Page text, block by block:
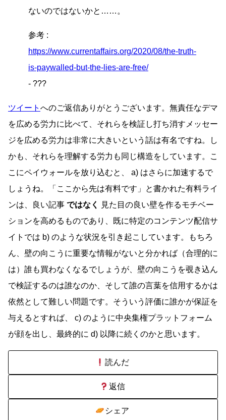
ないのではないかと……。
参考 :
https://www.currentaffairs.org/2020/08/the-truth-
is-paywalled-but-the-lies-are-free/
- ???
ツイート へのご返信ありがとうございます。無責任なデマ
を広める労力に比べて、それらを検証し打ち消すメッセー
ジを広める労力は非常に大きいという話は有名ですね。し
かも、それらを理解する労力も同じ構造をしています。こ
こにペイウォールを放り込むと、 a) はさらに加速するで
しょうね。「ここから先は有料です」と書かれた有料ライ
ンは、良い記事 ではなく
見た目の良い壁を作るモチベー
ションを高めるものであり、既に特定のコンテンツ配信サ
イトでは b) のような状況を引き起こしています。もちろ
ん、壁の向こうに重要な情報がないと分かれば（合理的に
は）誰も買わなくなるでしょうが、壁の向こうを覗き込ん
で検証するのは誰なのか、そして誰の言葉を信用するかは
依然として難しい問題です。そういう評価に誰かが保証を
与えるとすれば、 c) のように中央集権プラットフォーム
が顔を出し、最終的に d) 以降に続くのかと思います。
読んだ
返信
シェア